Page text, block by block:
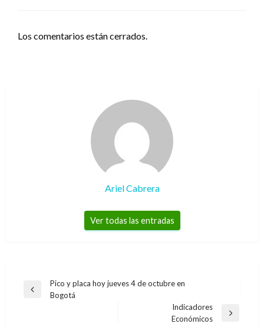
Los comentarios están cerrados.
Ariel Cabrera
Ver todas las entradas
Navegación
Entrada
Pico y placa hoy jueves 4 de octubre en
Bogotá
Indicadores
Económicos